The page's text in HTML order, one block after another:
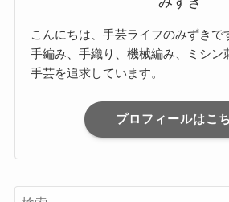
こんにちは、手芸ライフのみずきで
手編み、手織り、機械編み、ミシン
手芸を追求しています。
プロフィールはこ